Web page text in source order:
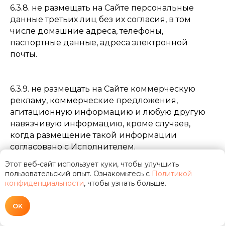
6.3.8. не размещать на Сайте персональные
данные третьих лиц без их согласия, в том
числе домашние адреса, телефоны,
паспортные данные, адреса электронной
почты.
6.3.9. не размещать на Сайте коммерческую
рекламу, коммерческие предложения,
агитационную информацию и любую другую
навязчивую информацию, кроме случаев,
когда размещение такой информации
согласовано с Исполнителем.
6.4. Заказчик имеет право:
6.4.1. Обратиться с заявлением о возврате
Этот веб-сайт использует куки, чтобы улучшить
пользовательский опыт. Ознакомьтесь с Политикой
конфиденциальности, чтобы узнать больше.
OK